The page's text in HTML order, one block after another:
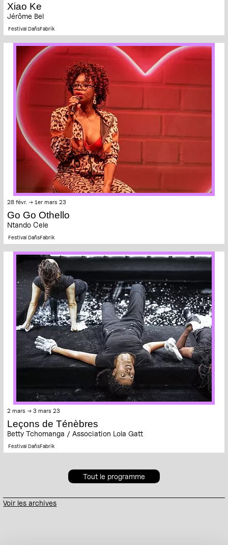
Xiao Ke
Jérôme Bel
Festival DañsFabrik
28 févr. → 1er mars 23
Go Go Othello
Ntando Cele
Festival DañsFabrik
2 mars → 3 mars 23
Leçons de Ténèbres
Betty Tchomanga / Association Lola Gatt
Festival DañsFabrik
Tout le programme
Voir les archives